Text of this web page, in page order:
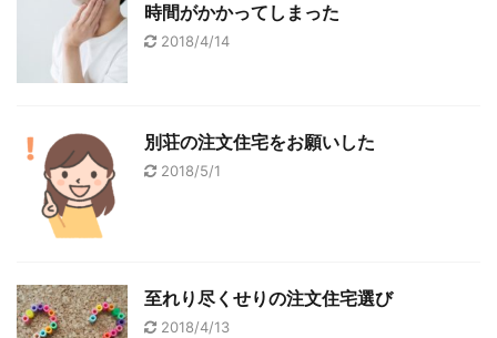
時間がかかってしまった
2018/4/14
別荘の注文住宅をお願いした
2018/5/1
至れり尽くせりの注文住宅選び
2018/4/13